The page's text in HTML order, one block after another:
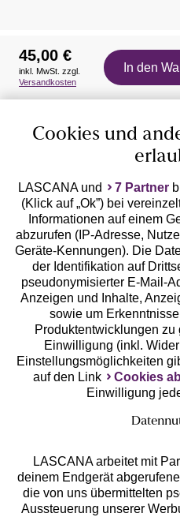
Auszeichnungen
Geprüfte
Unsere Apps
Services
45,00 €
inkl. MwSt. zzgl.
Versandkosten
In den
Cookies und
LASCANA und 7 Partner
(Klick auf „Ok”) bei
Informationen auf einem
abzurufen (IP-Adresse,
Geräte-Kennungen). Die
der Identifikation auf
pseudonymisierter E-Mail-
Anzeigen und Inhalte,
sowie um
Produktentwicklungen zu
Einwilligung (inkl.
Einstellungsmöglichkeiten
auf den Link
Cookies
Einwilligung
LASCANA arbeitet mit
deinem Endgerät
die von uns übermittelten
Aussteuerung unserer